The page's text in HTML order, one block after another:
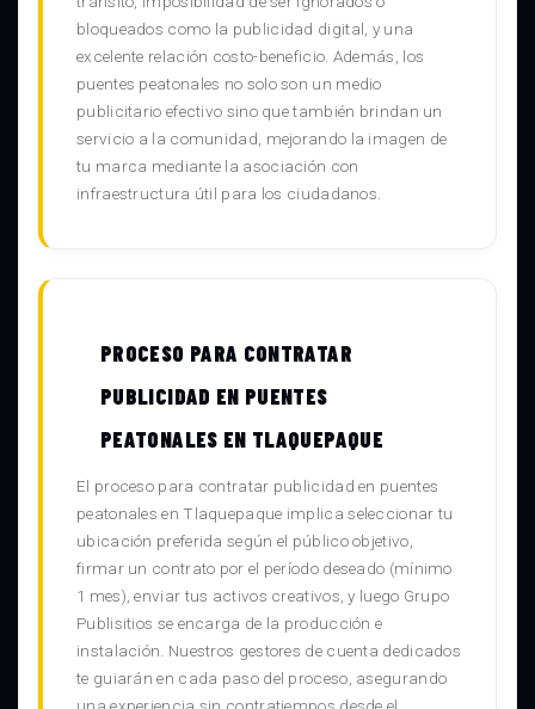
bloqueados como la publicidad digital, y una
excelente relación costo-beneficio. Además, los
puentes peatonales no solo son un medio
publicitario efectivo sino que también brindan un
servicio a la comunidad, mejorando la imagen de
tu marca mediante la asociación con
infraestructura útil para los ciudadanos.
PROCESO PARA CONTRATAR
PUBLICIDAD EN PUENTES
PEATONALES EN TLAQUEPAQUE
El proceso para contratar publicidad en puentes
peatonales en Tlaquepaque implica seleccionar tu
ubicación preferida según el público objetivo,
firmar un contrato por el período deseado (mínimo
1 mes), enviar tus activos creativos, y luego Grupo
Publisitios se encarga de la producción e
instalación. Nuestros gestores de cuenta dedicados
te guiarán en cada paso del proceso, asegurando
una experiencia sin contratiempos desde el